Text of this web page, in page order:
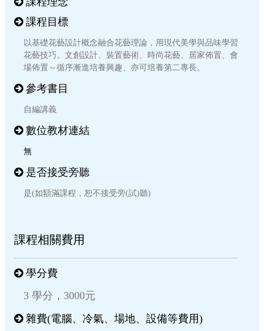
課程目標
以基礎花藝設計概念融合花藝理論，用現代美學與品味學習
花藝技巧。文創設計、裝置藝術、時尚花藝、居家佈置、會
場佈置～循序漸進培養興趣、亦可培養第二專長。
參考書目
自編講義
數位教材連結
無
是否接受旁聽
是(如額滿課程，恕不接受旁(試)聽)
課程相關費用
學分費
3 學分，3000元
雜費(電腦、冷氣、場地、設備等費用)